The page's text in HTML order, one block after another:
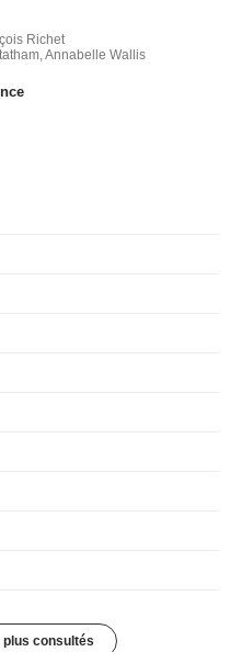
Richet
Annabelle Wallis
consultés